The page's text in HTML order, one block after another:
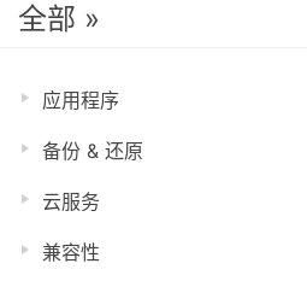
全部 »
应用程序
备份 & 还原
云服务
兼容性